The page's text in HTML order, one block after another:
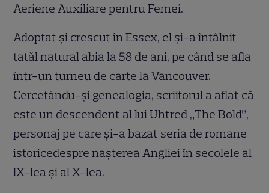
Aeriene Auxiliare pentru Femei.
Adoptat și crescut în Essex, el și-a întâlnit
tatăl natural abia la 58 de ani, pe când se afla
într-un turneu de carte la Vancouver.
Cercetându-și genealogia, scriitorul a aflat că
este un descendent al lui Uhtred „The Bold”,
personaj pe care și-a bazat seria de romane
istoricedespre nașterea Angliei în secolele al
IX-lea și al X-lea.